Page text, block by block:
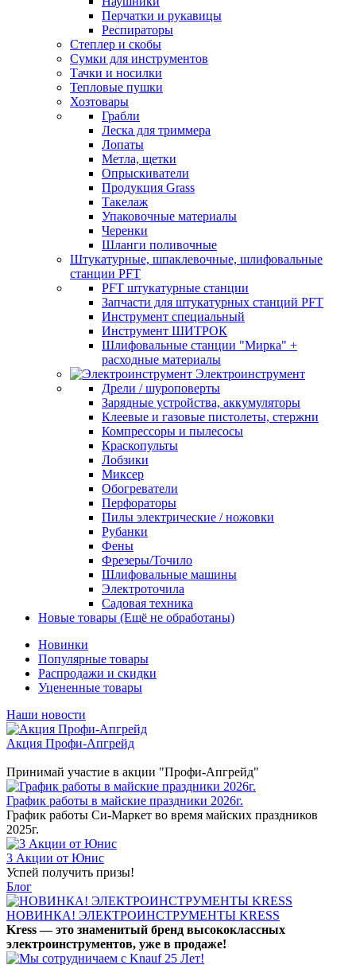
Перчатки и рукавицы
Респираторы
Степлер и скобы
Сумки для инструментов
Тачки и носилки
Тепловые пушки
Хозтовары
Грабли
Леска для триммера
Лопаты
Метла, щетки
Опрыскиватели
Продукция Grass
Такелаж
Упаковочные материалы
Черенки
Шланги поливочные
Штукатурные, шпаклевочные, шлифовальные
станции PFT
PFT штукатурные станции
Запчасти для штукатурных станций PFT
Инструмент специальный
Инструмент ШИТРОК
Шлифовальные станции "Мирка" +
расходные материалы
Электроинструмент
Дрели / шуроповерты
Зарядные устройства, аккумуляторы
Клеевые и газовые пистолеты, стержни
Компрессоры и пылесосы
Краскопульты
Лобзики
Миксер
Обогреватели
Перфораторы
Пилы электрические / ножовки
Рубанки
Фены
Фрезеры/Точило
Шлифовальные машины
Электроточила
Садовая техника
Новые товары (Ещё не обработаны)
Новинки
Популярные товары
Распродажи и скидки
Уцененные товары
Наши новости
Акция Профи-Апгрейд
Принимай участие в акции "Профи-Апгрейд"
График работы в майские праздники 2026г.
График работы Си-Маркет во время майских праздников
2025г.
3 Акции от Юнис
Успей получить призы!
Блог
НОВИНКА! ЭЛЕКТРОИНСТРУМЕНТЫ KRESS
Kress — это знаменитый бренд высококлассных
электроинструментов, уже в продаже!